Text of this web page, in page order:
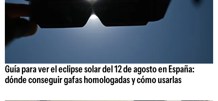
Guía para ver el eclipse solar del 12 de agosto en España:
dónde conseguir gafas homologadas y cómo usarlas